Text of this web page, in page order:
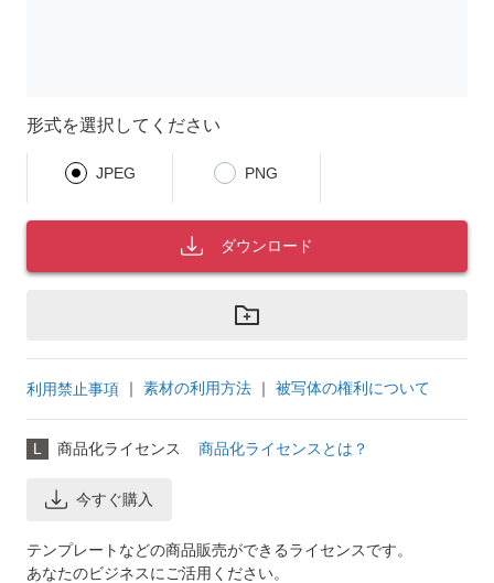
形式を選択してください
JPEG PNG
ダウンロード
利用禁止事項 ｜ 素材の利用方法 ｜ 被写体の権利について
L 商品化ライセンス 商品化ライセンスとは？
今すぐ購入
テンプレートなどの商品販売ができるライセンスです。
あなたのビジネスにご活用ください。